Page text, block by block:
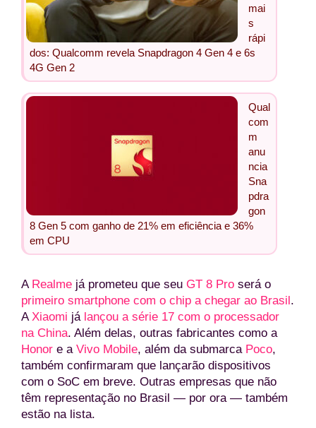
mai
s
rápi
dos: Qualcomm revela Snapdragon 4 Gen 4 e 6s
4G Gen 2
Qual
com
m
anu
ncia
Sna
pdra
gon
8 Gen 5 com ganho de 21% em eficiência e 36%
em CPU
A Realme já prometeu que seu GT 8 Pro será o
primeiro smartphone com o chip a chegar ao Brasil.
A Xiaomi já lançou a série 17 com o processador
na China. Além delas, outras fabricantes como a
Honor e a Vivo Mobile, além da submarca Poco,
também confirmaram que lançarão dispositivos
com o SoC em breve. Outras empresas que não
têm representação no Brasil — por ora — também
estão na lista.